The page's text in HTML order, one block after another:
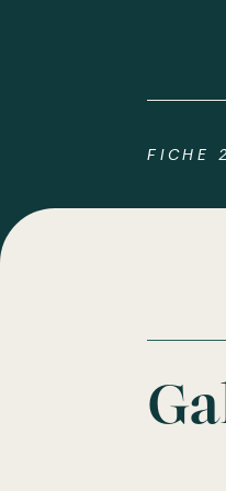
FICHE